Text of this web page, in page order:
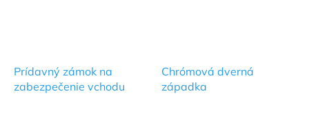
Prídavný zámok na
zabezpečenie vchodu
Chrómová dverná
západka